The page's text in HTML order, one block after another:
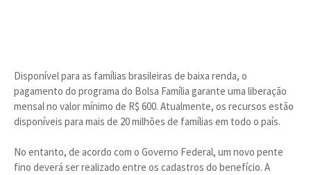
Disponível para as famílias brasileiras de baixa renda, o
pagamento do programa do Bolsa Família garante uma liberação
mensal no valor mínimo de R$ 600. Atualmente, os recursos estão
disponíveis para mais de 20 milhões de famílias em todo o país.
No entanto, de acordo com o Governo Federal, um novo pente
fino deverá ser realizado entre os cadastros do benefício. A